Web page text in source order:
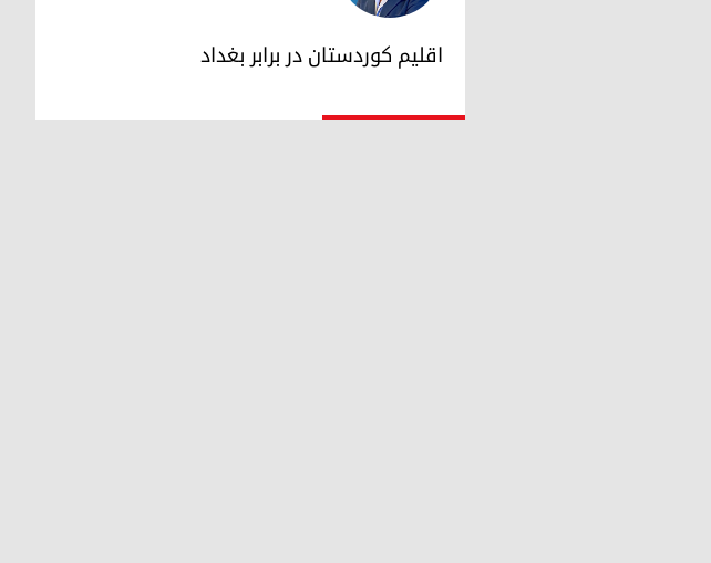
دکتر ابراهیم خالد
اقلیم کوردستان در برابر بغداد